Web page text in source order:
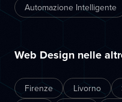
Automazione Intelligente
Web Design nelle
Firenze Livorno